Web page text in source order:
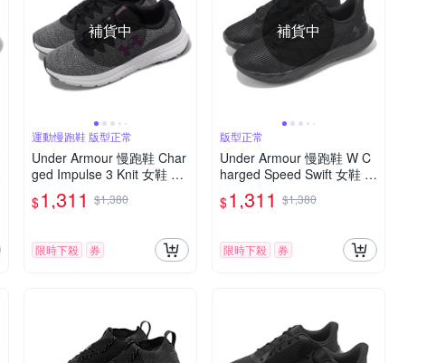
補貨中
運動慢跑鞋 版型正常
Under Armour 慢跑鞋 Char
ged Impulse 3 Knit 女鞋 灰
紫 針織鞋面 緩震 運動鞋 U
A 3026686103
$1,311 $1,380
限時下殺 券
補貨中
版型正常
Under Armour 慢跑鞋 W C
harged Speed Swift 女鞋 黑
全黑 運動鞋 UA 302700600
2
$1,311 $1,380
限時下殺 券